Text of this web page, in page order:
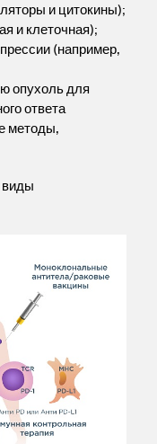
и цитокины);
и клеточная);
(например,
опухоль для
ответа
методы,
виды